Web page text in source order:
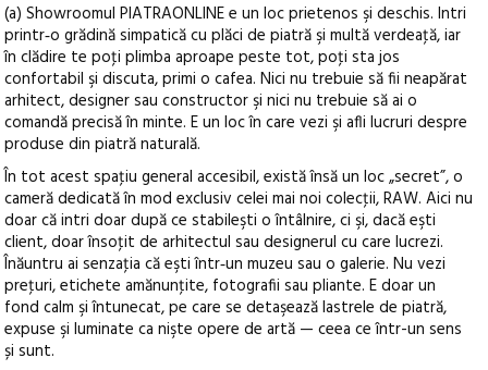
(a) Showroomul PIATRAONLINE e un loc prietenos şi deschis. Intri
printr‑o grădină simpatică cu plăci de piatră şi multă verdeaţă, iar
în clădire te poţi plimba aproape peste tot, poţi sta jos
confortabil şi discuta, primi o cafea.Nici nu trebuie să fii neapărat
arhitect, designer sau constructor şi nici nu trebuie să ai o
comandă precisă în minte. E un loc în care vezi şi afli lucruri despre
produse din piatră naturală.
În tot acest spaţiu general accesibil, există însă un loc „secret”, o
cameră dedicată în mod exclusiv celei mai noi colecţii, RAW. Aici nu
doar că intri doar după ce stabileşti o întâlnire, ci şi, dacă eşti
client, doar însoţit de arhitectul sau designerul cu care lucrezi.
Înăuntru ai senzaţia că eşti într‑un muzeu sau o galerie. Nu vezi
preţuri, etichete amănunţite, fotografii sau pliante. E doar un
fond calm şi întunecat, pe care se detaşează lastrele de piatră,
expuse şi luminate ca nişte opere de artă — ceea ce într-un sens
și sunt.